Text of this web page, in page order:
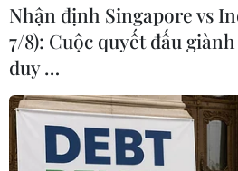
Nhận định Singapore vs
7/8): Cuộc quyết đấu
duy …